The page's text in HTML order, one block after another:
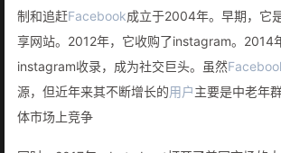
制和追赶Facebook成立于2004年。早期，它
享网站。2012年，它收购了instagram。2014
instagram收录，成为社交巨头。虽然
源，但近年来其不断增长的用户主要是中老年
体市场上竞争